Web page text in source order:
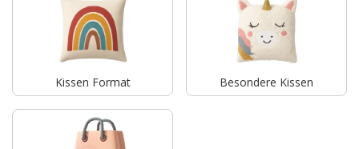
Kissen Format Besondere Kissen